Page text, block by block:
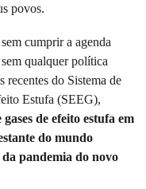
povos.
cumprir a agenda
qualquer política
recentes do Sistema de
Estufa (SEEG),
de efeito estufa em
do mundo
pandemia do novo